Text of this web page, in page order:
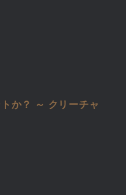
か？ ～ クリーチャ